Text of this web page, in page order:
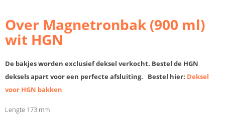
Over Magnetronbak (900 ml)
wit HGN
De bakjes worden exclusief deksel verkocht. Bestel de HGN
deksels apart voor een perfecte afsluiting. Bestel hier: Deksel
voor HGN bakken
Lengte 173 mm